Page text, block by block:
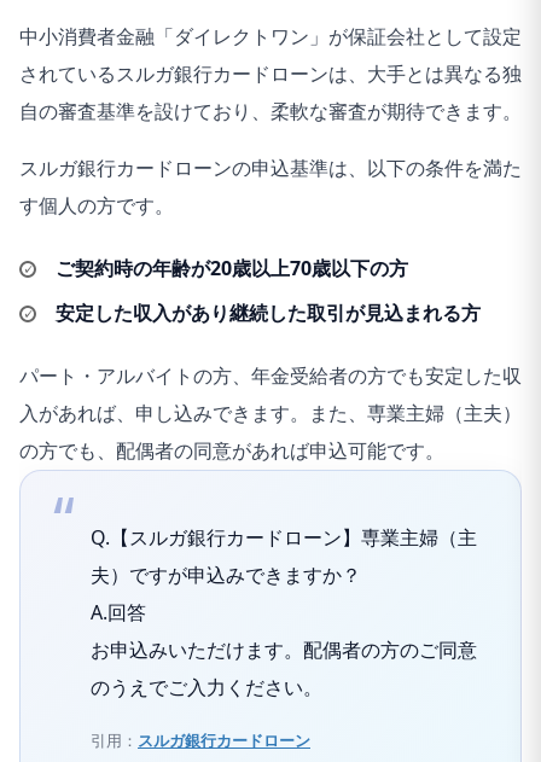
中小消費者金融「ダイレクトワン」が保証会社として設定
されているスルガ銀行カードローンは、大手とは異なる独
自の審査基準を設けており、柔軟な審査が期待できます。
スルガ銀行カードローンの申込基準は、以下の条件を満た
す個人の方です。
ご契約時の年齢が20歳以上70歳以下の方
安定した収入があり継続した取引が見込まれる方
パート・アルバイトの方、年金受給者の方でも安定した収
入があれば、申し込みできます。また、専業主婦（主夫）
の方でも、配偶者の同意があれば申込可能です。
Q.【スルガ銀行カードローン】専業主婦（主
夫）ですが申込みできますか？
A.回答
お申込みいただけます。配偶者の方のご同意
のうえでご入力ください。
引用： スルガ銀行カードローン